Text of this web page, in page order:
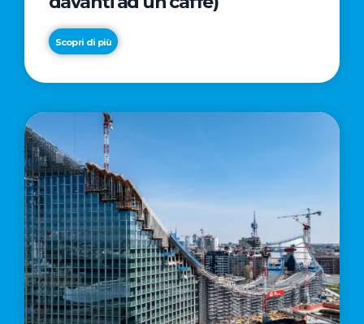
Scopri di più